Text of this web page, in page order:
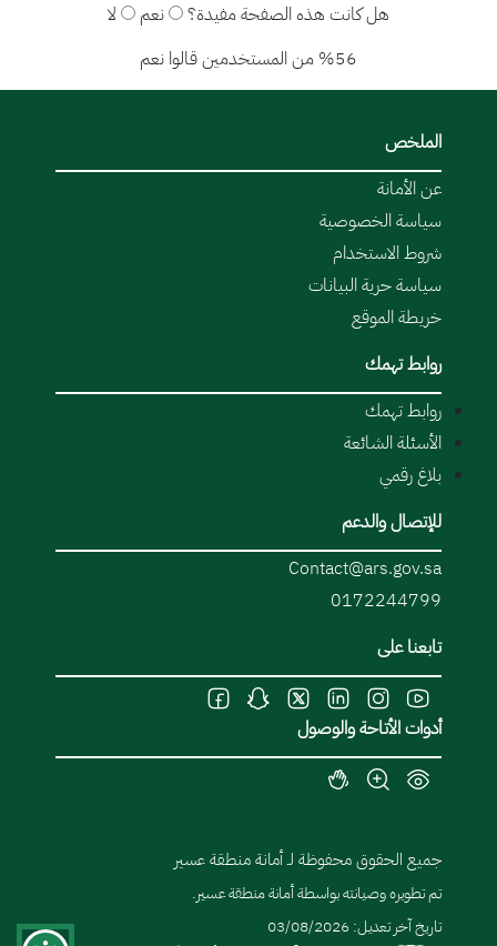
هل كانت هذه الصفحة مفيدة؟ نعم
لا
%56 من المستخدمين قالوا نعم
الملخص
عن الأمانة
سياسة الخصوصية
شروط الاستخدام
سياسة حرية البيانات
خريطة الموقع
روابط تهمك
روابط تهمك
الأسئلة الشائعة
بلاغ رقمي
للإتصال والدعم
Contact@ars.gov.sa
0172244799
تابعنا على
أدوات الأتاحة والوصول
جميع الحقوق محفوظة لـ أمانة منطقة عسير
تم تطويره وصيانته بواسطة أمانة منطقة عسير.
تاريخ آخر تعديل: 03/08/2026